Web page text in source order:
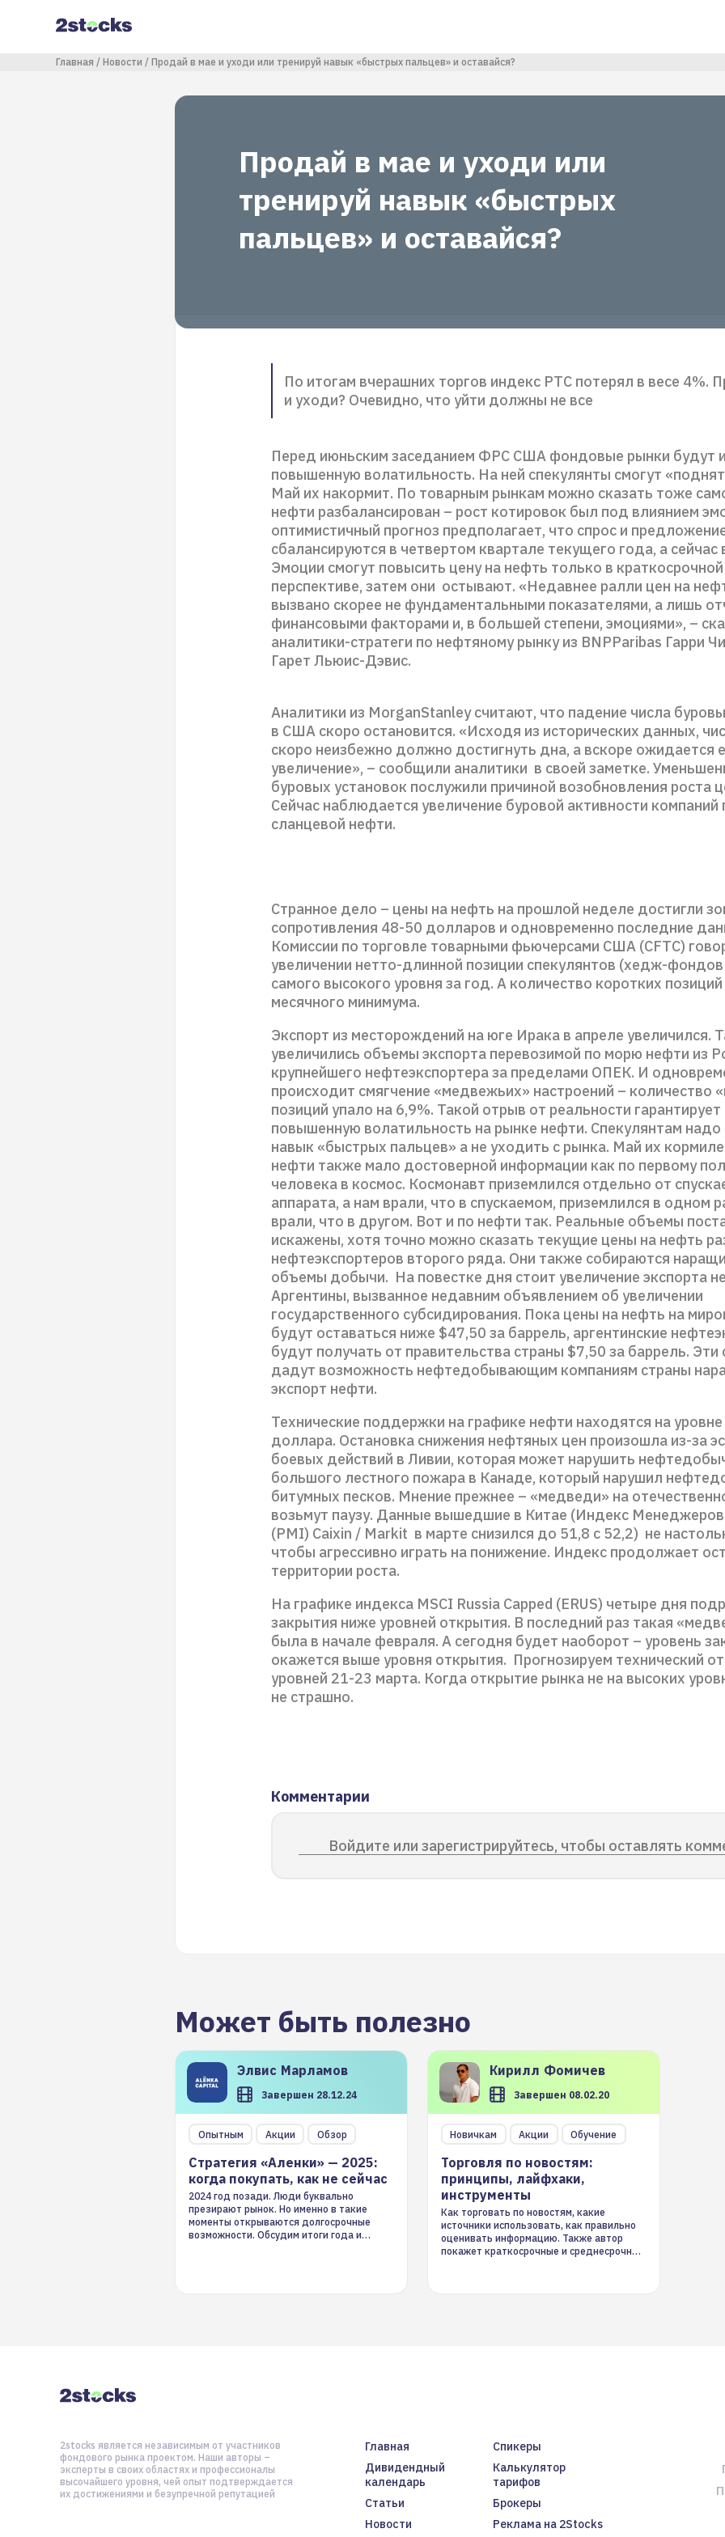
содержанию
Строка навигации
Главная Новости Продай в мае и уходи или тренируй навык «быстрых пальцев» и оставайся?
Продай в мае и уходи или
тренируй навык «быстрых
пальцев» и оставайся?
По итогам вчерашних торгов индекс РТС потерял в весе 4%.
и уходи? Очевидно, что уйти должны не все
Перед июньским заседанием ФРС США фондовые рынки будут
повышенную волатильность. На ней спекулянты смогут
Май их накормит. По товарным рынкам можно сказать тоже
нефти разбалансирован – рост котировок был под влиянием
оптимистичный прогноз предполагает, что спрос и
сбалансируются в четвертом квартале текущего года, а сейчас
Эмоции смогут повысить цену на нефть только в краткосрочной
перспективе, затем они остывают. «Недавнее ралли цен на
вызвано скорее не фундаментальными показателями, а лишь
финансовыми факторами и, в большей степени, эмоциями», –
аналитики-стратеги по нефтяному рынку из BNPParibas Гарри
Гарет Льюис-Дэвис.
Аналитики из MorganStanley считают, что падение числа
в США скоро остановится. «Исходя из исторических данных,
скоро неизбежно должно достигнуть дна, а вскоре ожидается
увеличение», – сообщили аналитики в своей заметке.
буровых установок послужили причиной возобновления роста
Сейчас наблюдается увеличение буровой активности
сланцевой нефти.
Странное дело – цены на нефть на прошлой неделе достигли
сопротивления 48-50 долларов и одновременно последние
Комиссии по торговле товарными фьючерсами США (CFTC)
увеличении нетто-длинной позиции спекулянтов (хедж-фондов
самого высокого уровня за год. А количество коротких
месячного минимума.
Экспорт из месторождений на юге Ирака в апреле увеличился.
увеличились объемы экспорта перевозимой по морю нефти из
крупнейшего нефтеэкспортера за пределами ОПЕК. И
происходит смягчение «медвежьих» настроений – количество
позиций упало на 6,9%. Такой отрыв от реальности гарантирует
повышенную волатильность на рынке нефти. Спекулянтам надо
навык «быстрых пальцев» а не уходить с рынка. Май их
нефти также мало достоверной информации как по первому
человека в космос. Космонавт приземлился отдельно от
аппарата, а нам врали, что в спускаемом, приземлился в одном
врали, что в другом. Вот и по нефти так. Реальные объемы
искажены, хотя точно можно сказать текущие цены на нефть
нефтеэкспортеров второго ряда. Они также собираются
объемы добычи. На повестке дня стоит увеличение экспорта
Аргентины, вызванное недавним объявлением об увеличении
государственного субсидирования. Пока цены на нефть на
будут оставаться ниже $47,50 за баррель, аргентинские
будут получать от правительства страны $7,50 за баррель. Эти
дадут возможность нефтедобывающим компаниям страны
экспорт нефти.
Технические поддержки на графике нефти находятся на
доллара. Остановка снижения нефтяных цен произошла из-за
боевых действий в Ливии, которая может нарушить
большого лестного пожара в Канаде, который нарушил
битумных песков. Мнение прежнее – «медведи» на
возьмут паузу. Данные вышедшие в Китае (Индекс Менеджеров
(PMI) Caixin / Markit в марте снизился до 51,8 с 52,2) не
чтобы агрессивно играть на понижение. Индекс продолжает
территории роста.
На графике индекса MSCI Russia Capped (ERUS) четыре дня
закрытия ниже уровней открытия. В последний раз такая
была в начале февраля. А сегодня будет наоборот – уровень
окажется выше уровня открытия. Прогнозируем технический
уровней 21-23 марта. Когда открытие рынка не на высоких
не страшно.
Комментарии
Войдите или зарегистрируйтесь, чтобы оставлять
Может быть полезно
Элвис Марламов
Завершен 28.12.24
Опытным Акции Обзор
Стратегия «Аленки» — 2025:
когда покупать, как не сейчас
2024 год позади. Люди буквально
презирают рынок. Но именно в такие
моменты открываются долгосрочные
возможности. Обсудим итоги года и
Кирилл Фомичев
Завершен 08.02.20
Новичкам Акции Обучение
Торговля по новостям:
принципы, лайфхаки,
инструменты
Как торговать по новостям, какие
источники использовать, как правильно
оценивать информацию. Также автор
покажет краткосрочные и среднесрочные
Главная
Спикеры
Дивидендный
календарь
Калькулятор
тарифов
Статьи
Брокеры
Новости
Реклама на 2Stocks
2stocks является независимым от участников
фондового рынка проектом. Наши авторы –
эксперты в своих областях и профессионалы
высочайшего уровня, чей опыт подтверждается
их достижениями и безупречной репутацией